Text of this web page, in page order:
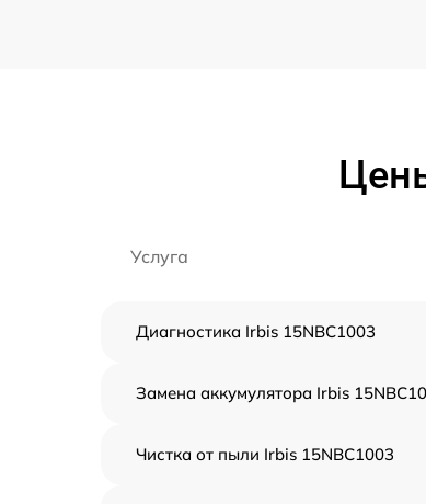
Услуга
Диагностика Irbis 15NBC1003
Замена аккумулятора Irbis
Чистка от пыли Irbis 15NBC1003